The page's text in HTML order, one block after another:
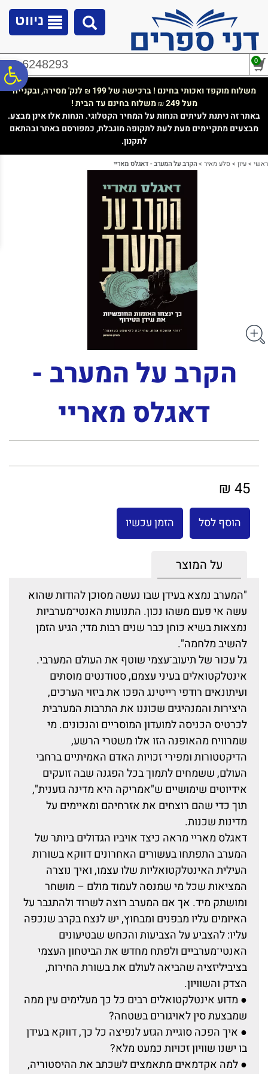
נגישות
ניווט
02-6248293 0
משלוח מוקפד ואכותי בחינם ! ברכישה של 199 ₪ לנק' מסירה, ובקנייה
מעל 249
₪משלוח בחינם עד הבית !
באתר זה ניתנת לעיתים הנחות על המחיר הקטלוגי. הנחות אלו אינן מבצע.
מבצעים מתקיימים מעת לעת לתקופה מוגבלת, כמפורסם באתר ובהתאם
לתקנון.
ראשי >עיון >סלע מאיר >הקרב על המערב - דאגלס מאריי
הקרב על המערב -
דאגלס מאריי
45 ₪
הוסף לסל הזמן עכשיו
על המוצר
"המערב נמצא בעידן שבו נעשה מסוכן להודות שהוא
עשה אי פעם משהו נכון. התנועות האנטי־מערביות
נמצאות בשיא כוחן כבר שנים רבות מדי; הגיע הזמן
להשיב מלחמה".
גל עכור של תיעוב־עצמי שוטף את העולם המערבי.
אינטלקטואלים בעיני עצמם, סטודנטים מוסתים
ועיתונאים רודפי רייטינג הפכו את ביזוי הערכים,
היצירות והמנהיגים שכוננו את התרבות המערבית
לכרטיס הכניסה למועדון המוסריים והנכונים. מי
שמרוויח מהאופנה הזו אלו משטרי הרשע,
הדיקטטורות ומפירי זכויות האדם האמיתיים ברחבי
העולם, ששמחים לתמוך בכל הפגנה שבה זועקים
אידיוטים שימושיים ש"אמריקה היא מדינה גזענית",
תוך כדי שהם רוצחים את אזרחיהם ומאיימים על
מדינות שכנות.
דאגלס מאריי מראה כיצד אויביו הגדולים ביותר של
המערב התפתחו בעשורים האחרונים דווקא בשורות
העילית האינטלקטואליות שלו עצמו, ואיך נוצרה
המציאות שכל מי שמנסה לעמוד מולם – מושחר
ומושתק מיד. אך אם המערב רוצה לשרוד ולהתגבר על
האיומים עליו מבפנים ומבחוץ, יש לנצח בקרב שנכפה
עליו: להצביע על הצביעות והכחש שבטיעונים
האנטי־מערביים ולפתח מחדש את הביטחון העצמי
בציביליזציה שהביאה לעולם את בשורת החירות,
הצדק והשוויון.
● מדוע אינטלקטואלים רבים כל כך מעלימים עין ממה
שמבצעת סין לאויגורים בשטחה?
● איך הפכה סוגיית הגזע לנפיצה כל כך, דווקא בעידן
בו ישנו שוויון זכויות כמעט מלא?
● למה אקדמאים מתאמצים לשכתב את ההיסטוריה,